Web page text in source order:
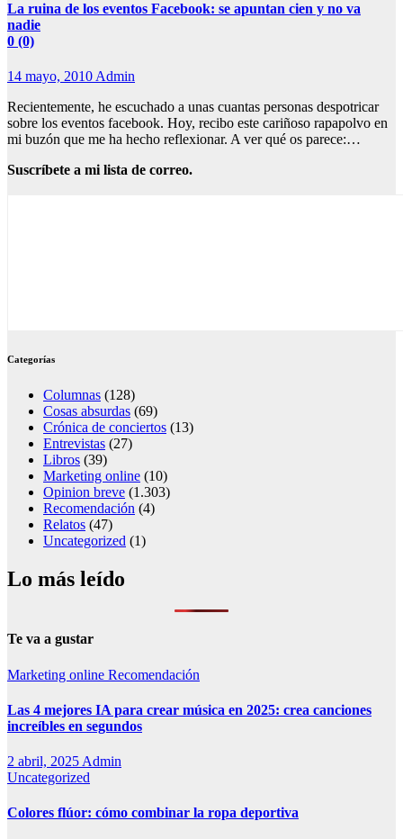
La ruina de los eventos Facebook: se apuntan cien y no va
nadie
0 (0)
14 mayo, 2010Admin
Recientemente, he escuchado a unas cuantas personas despotricar
sobre los eventos facebook. Hoy, recibo este cariñoso rapapolvo en
mi buzón que me ha hecho reflexionar. A ver qué os parece:…
Suscríbete a mi lista de correo.
Categorías
Columnas (128)
Cosas absurdas (69)
Crónica de conciertos (13)
Entrevistas (27)
Libros (39)
Marketing online (10)
Opinion breve (1.303)
Recomendación (4)
Relatos (47)
Uncategorized (1)
Lo más leído
Te va a gustar
Marketing online Recomendación
Las 4 mejores IA para crear música en 2025: crea canciones
increíbles en segundos
2 abril, 2025 Admin
Uncategorized
Colores flúor: cómo combinar la ropa deportiva